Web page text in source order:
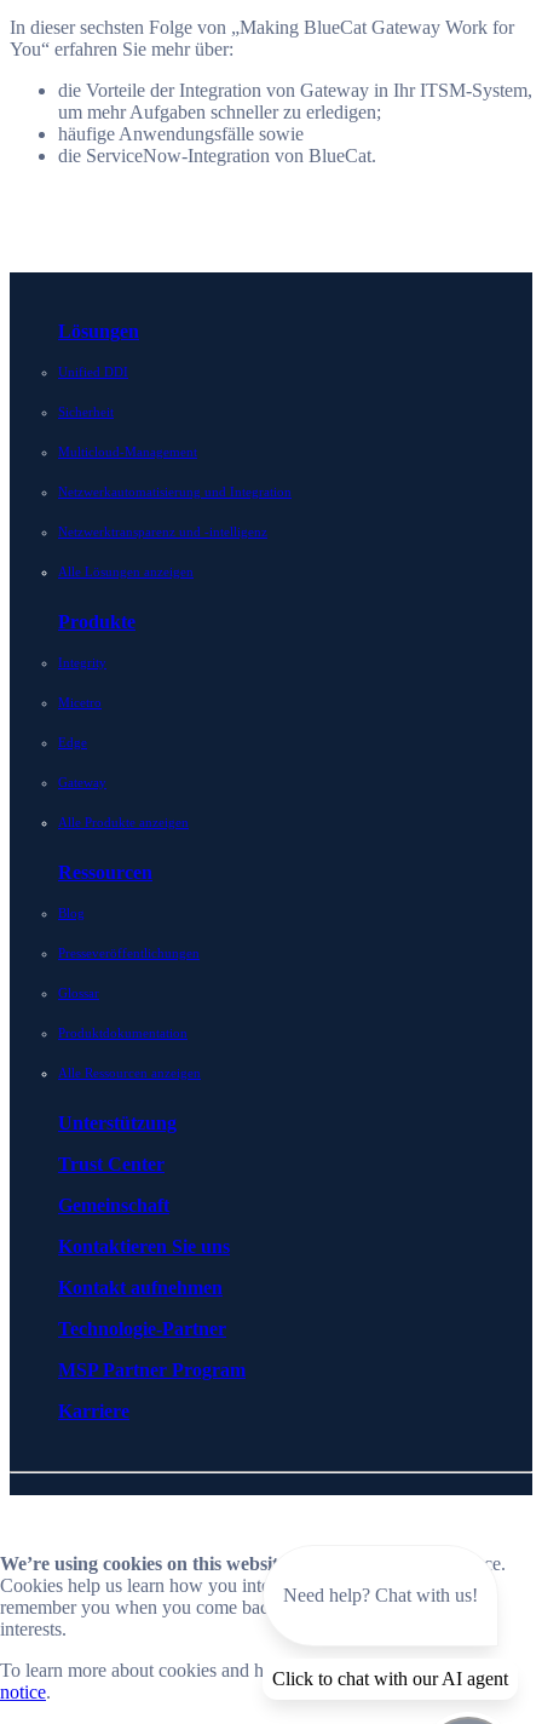
In dieser sechsten Folge von „Making BlueCat Gateway Work for
You“ erfahren Sie mehr über:
die Vorteile der Integration von Gateway in Ihr ITSM-System,
um mehr Aufgaben schneller zu erledigen;
häufige Anwendungsfälle sowie
die ServiceNow-Integration von BlueCat.
Lösungen
Unified DDI
Sicherheit
Multicloud-Management
Netzwerkautomatisierung und Integration
Netzwerktransparenz und -intelligenz
Alle Lösungen anzeigen
Produkte
Integrity
Micetro
Edge
Gateway
Alle Produkte anzeigen
Ressourcen
Blog
Presseveröffentlichungen
Glossar
Produktdokumentation
Alle Ressourcen anzeigen
Unterstützung
Trust Center
Gemeinschaft
Kontaktieren Sie uns
Kontakt aufnehmen
Technologie-Partner
MSP Partner Program
Karriere
Follow us on LinkedIn
Follow us on YouTube
We’re using cookies on this website
to improve your experience.
Cookies help us learn how you interact with our website and
remember you when you come back so we can tailor it to your
interests.
To learn more about cookies and how we use them, read our
cookie
notice.
Need help? Chat with us!
Click to chat with our AI agent